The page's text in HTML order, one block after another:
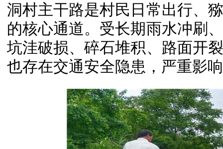
洞村主干路是村民日常出行、
的核心通道。受长期雨水冲刷
坑洼破损、碎石堆积、路面开
也存在交通安全隐患，严重影